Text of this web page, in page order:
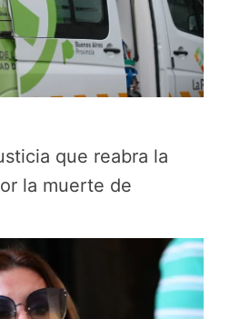
que reabra la
la muerte de